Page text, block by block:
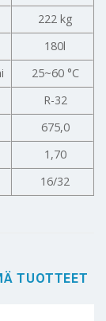
222 kg
180l
25~60 °C
R-32
675,0
1,70
16/32
TUOTTEET